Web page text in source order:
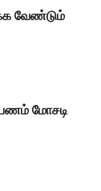
வேண்டும்
பணம் மோசடி